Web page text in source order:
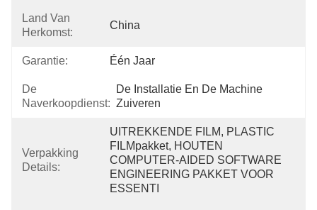
Land Van
Herkomst:
China
Garantie: Één Jaar
De
Naverkoopdienst:
De Installatie En De Machine
Zuiveren
Verpakking
Details:
UITREKKENDE FILM, PLASTIC
FILMpakket, HOUTEN
COMPUTER-AIDED SOFTWARE
ENGINEERING PAKKET VOOR
ESSENTI